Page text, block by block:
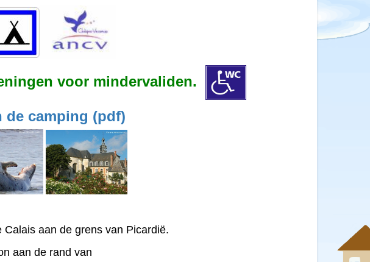
voor mindervaliden.
de camping (pdf)
aan de grens van Picardië.
aan de rand van